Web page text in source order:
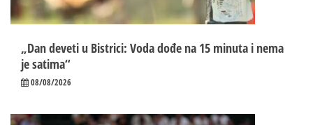
„Dan deveti u Bistrici: Voda dođe na 15 minuta i nema
je satima“
08/08/2026